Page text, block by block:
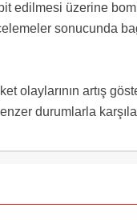
edilmesi üzerine
sonucunda
olaylarının artış
durumlarla